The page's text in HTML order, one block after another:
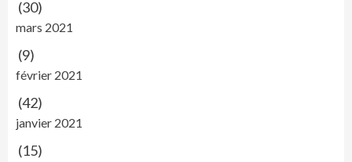
(30)
mars 2021
(9)
février 2021
(42)
janvier 2021
(15)